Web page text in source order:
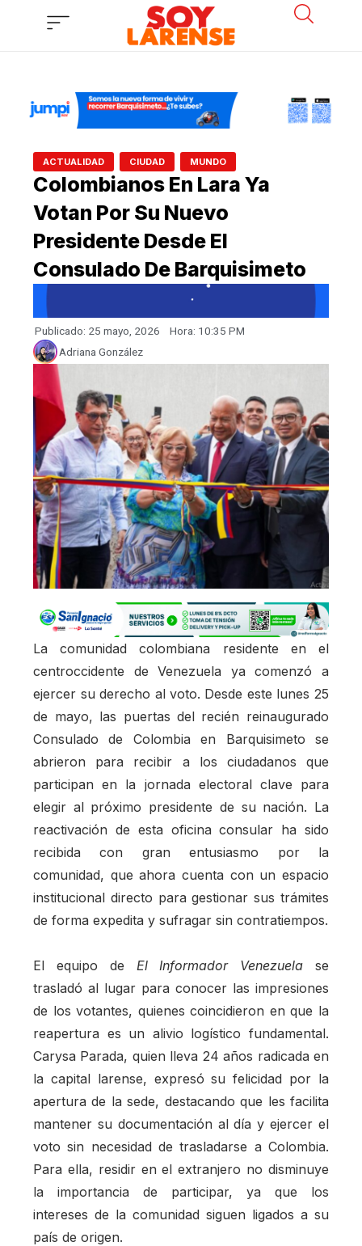
ACTUALIDAD CIUDAD MUNDO
Colombianos En Lara Ya
Votan Por Su Nuevo
Presidente Desde El
Consulado De Barquisimeto
Publicado: 25 mayo, 2026 Hora: 10:35 PM
Adriana González
La comunidad colombiana residente en el
centroccidente de Venezuela ya comenzó a
ejercer su derecho al voto. Desde este lunes 25
de mayo, las puertas del recién reinaugurado
Consulado de Colombia en Barquisimeto se
abrieron para recibir a los ciudadanos que
participan en la jornada electoral clave para
elegir al próximo presidente de su nación. La
reactivación de esta oficina consular ha sido
recibida con gran entusiasmo por la
comunidad, que ahora cuenta con un espacio
institucional directo para gestionar sus trámites
de forma expedita y sufragar sin contratiempos.
El equipo de El Informador Venezuela se
trasladó al lugar para conocer las impresiones
de los votantes, quienes coincidieron en que la
reapertura es un alivio logístico fundamental.
Carysa Parada, quien lleva 24 años radicada en
la capital larense, expresó su felicidad por la
apertura de la sede, destacando que les facilita
mantener su documentación al día y ejercer el
voto sin necesidad de trasladarse a Colombia.
Para ella, residir en el extranjero no disminuye
la importancia de participar, ya que los
intereses de la comunidad siguen ligados a su
país de origen.